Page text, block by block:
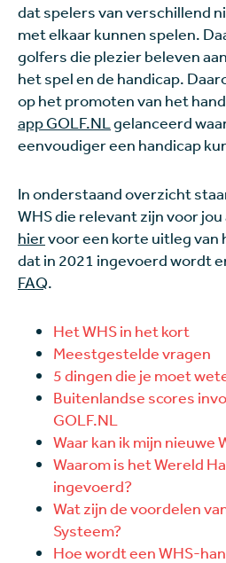
dat spelers van verschillend
met elkaar kunnen spelen.
golfers die plezier beleven
het spel en de handicap.
op het promoten van het
app GOLF.NL gelanceerd
eenvoudiger een handicap
In onderstaand overzicht
WHS die relevant zijn voor jou
hiervoor een korte uitleg
dat in 2021 ingevoerd wordt
FAQ.
Het WHS in het kort
Meestgestelde vragen
5 dingen die je moet
Buitenlandse scores
GOLF.NL
Waar kan ik mijn nieuwe
Waarom is het Wereld
ingevoerd?
Wat zijn de voordelen
Systeem?
Hoe wordt een WHS-